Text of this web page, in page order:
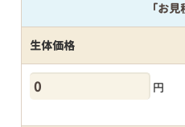
「お見
生体価格
円